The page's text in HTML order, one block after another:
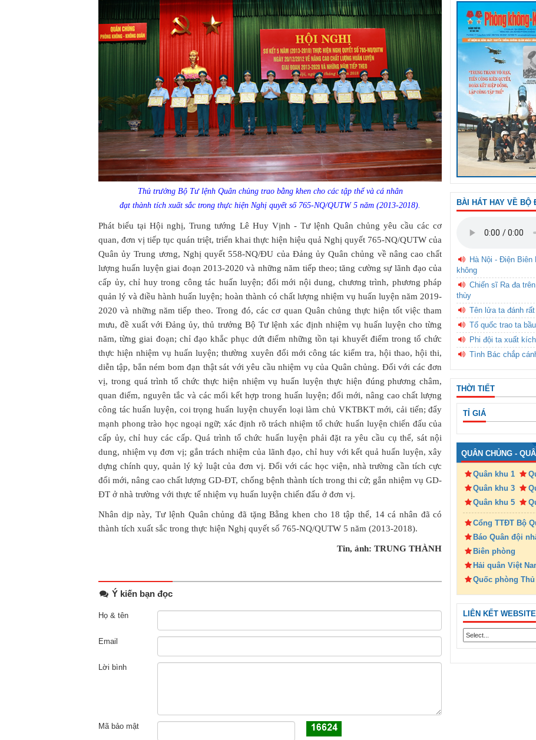
Thủ trưởng Bộ Tư lệnh Quân chủng trao bằng khen cho các tập thể và cá nhân
đạt thành tích xuất sắc trong thực hiện Nghị quyết số 765-NQ/QUTW 5 năm (2013-2018).
Phát biểu tại Hội nghị, Trung tướng Lê Huy Vịnh - Tư lệnh Quân chủng yêu cầu các cơ
quan, đơn vị tiếp tục quán triệt, triển khai thực hiện hiệu quả Nghị quyết 765-NQ/QUTW của
Quân ủy Trung ương, Nghị quyết 558-NQ/ĐU của Đảng ủy Quân chủng về nâng cao chất
lượng huấn luyện giai đoạn 2013-2020 và những năm tiếp theo; tăng cường sự lãnh đạo của
cấp ủy, chỉ huy trong công tác huấn luyện; đổi mới nội dung, chương trình, phương pháp
quản lý và điều hành huấn luyện; hoàn thành có chất lượng nhiệm vụ huấn luyện năm 2019-
2020 và những năm tiếp theo. Trong đó, các cơ quan Quân chủng thực hiện tốt việc tham
mưu, đề xuất với Đảng ủy, thủ trưởng Bộ Tư lệnh xác định nhiệm vụ huấn luyện cho từng
năm, từng giai đoạn; chỉ đạo khắc phục dứt điểm những tồn tại khuyết điểm trong tổ chức
thực hiện nhiệm vụ huấn luyện; thường xuyên đổi mới công tác kiểm tra, hội thao, hội thi,
diễn tập, bắn ném bom đạn thật sát với yêu cầu nhiệm vụ của Quân chủng. Đối với các đơn
vị, trong quá trình tổ chức thực hiện nhiệm vụ huấn luyện thực hiện đúng phương châm,
quan điểm, nguyên tắc và các mối kết hợp trong huấn luyện; đổi mới, nâng cao chất lượng
công tác huấn luyện, coi trọng huấn luyện chuyển loại làm chủ VKTBKT mới, cải tiến; đẩy
mạnh phong trào học ngoại ngữ; xác định rõ trách nhiệm tổ chức huấn luyện chiến đấu của
cấp ủy, chỉ huy các cấp. Quá trình tổ chức huấn luyện phải đặt ra yêu cầu cụ thể, sát nội
dung, nhiệm vụ đơn vị; gắn trách nhiệm của lãnh đạo, chỉ huy với kết quả huấn luyện, xây
dựng chính quy, quản lý kỷ luật của đơn vị. Đối với các học viện, nhà trường cần tích cực
đổi mới, nâng cao chất lượng GD-ĐT, chống bệnh thành tích trong thi cử; gắn nhiệm vụ GD-
ĐT ở nhà trường với thực tế nhiệm vụ huấn luyện chiến đấu ở đơn vị.
Nhân dịp này, Tư lệnh Quân chủng đã tặng Bằng khen cho 18 tập thể, 14 cá nhân đã có
thành tích xuất sắc trong thực hiện Nghị quyết số 765-NQ/QUTW 5 năm (2013-2018).
Tin, ảnh: TRUNG THÀNH
Ý kiến bạn đọc
Họ & tên
Email
Lời bình
Mã bảo mật
BÀI HÁT HAY VỀ BỘ
Hà Nội - Điện Biên
không
Chiến sĩ Ra đa
thùy
Tên lửa ta đánh
Tổ quốc trao ta
Phi đội ta xuất kích
Tình Bác chắp
THỜI TIẾT
TỈ GIÁ
QUÂN CHỦNG -
Quân khu 1
Quân khu 3
Quân khu 5
Cổng TTĐT Bộ
Báo Quân đội
Biên phòng
Hải quân Việt
Quốc phòng
LIÊN KẾT WEBSITE